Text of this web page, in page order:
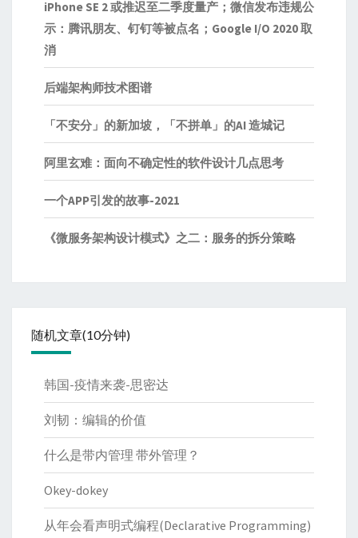
iPhone SE 2 或推迟至二季度量产；微信发布违规公
示：腾讯朋友、钉钉等被点名；Google I/O 2020 取
消
后端架构师技术图谱
「不安分」的新加坡，「不拼单」的AI 造城记
阿里玄难：面向不确定性的软件设计几点思考
一个APP引发的故事-2021
《微服务架构设计模式》之二：服务的拆分策略
随机文章(10分钟)
韩国-疫情来袭-思密达
刘韧：编辑的价值
什么是带内管理 带外管理？
Okey-dokey
从年会看声明式编程(Declarative Programming)